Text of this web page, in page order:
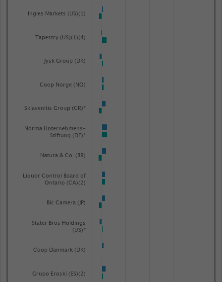
Ingles Markets (US)(1)
Stater Bros Holdings
(US)*
Tapestry (US)(1)(4)
Jysk Group (DK)
Coop Norge (NO)
Sklavenitis Group (GR)*
Norma Unternehmens-
Stiftung (DE)*
Natura & Co. (BR)
Liquor Control Board of
Ontario (CA)(2)
Bic Camera (JP)
Coop Danmark (DK)
Grupo Eroski (ES)(2)